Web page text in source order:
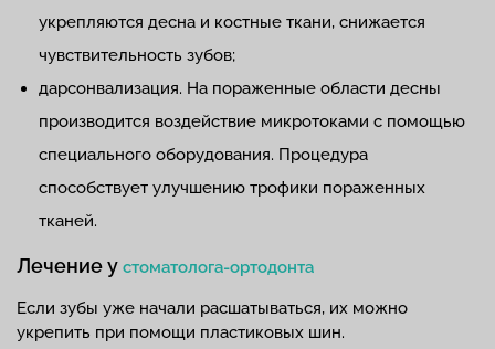
укрепляются десна и костные ткани, снижается
чувствительность зубов;
дарсонвализация. На пораженные области десны
производится воздействие микротоками с помощью
специального оборудования. Процедура
способствует улучшению трофики пораженных
тканей.
Лечение у стоматолога-ортодонта
Если зубы уже начали расшатываться, их можно
укрепить при помощи пластиковых шин.